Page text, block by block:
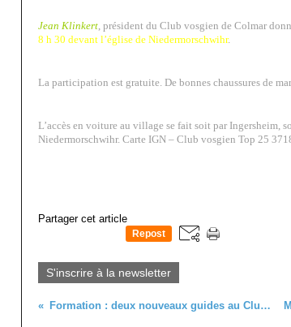
Jean Klinkert , président du Club vosgien de Colmar
8 h 30 devant l’église de Niedermorschwihr.
La participation est gratuite. De bonnes chaussures de
L’accès en voiture au village se fait soit par Ingersheim,
Niedermorschwihr. Carte IGN – Club vosgien Top 25
Partager cet article
Repost
S'inscrire à la newsletter
Formation : deux nouveaux guides au Club vosgien de Colmar